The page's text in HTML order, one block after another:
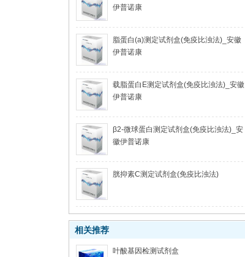
伊普诺康
脂蛋白(a)测定试剂盒(免疫比浊法)_安徽
伊普诺康
载脂蛋白E测定试剂盒(免疫比浊法)_安徽
伊普诺康
β2-微球蛋白测定试剂盒(免疫比浊法)_安
徽伊普诺康
胱抑素C测定试剂盒(免疫比浊法)
相关推荐
叶酸基因检测试剂盒